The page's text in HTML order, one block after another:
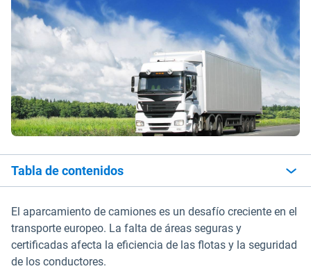
Tabla de contenidos
El aparcamiento de camiones es un desafío creciente en el
transporte europeo. La falta de áreas seguras y
certificadas afecta la eficiencia de las flotas y la seguridad
de los conductores.